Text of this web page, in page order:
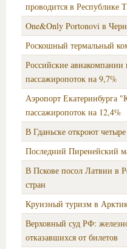
проводится в Республике
One&Only Portonovi в
Роскошный термальный
Российские авиакомпании
пассажиропоток на 9,7%
Аэропорт Екатеринбурга
пассажиропоток на 12,4%
В Гданьске откроют
Последний Пиренейский
В Пскове посол Латвии в
стран
Круизный туризм в
Верховный суд РФ:
отказавшихся от билетов